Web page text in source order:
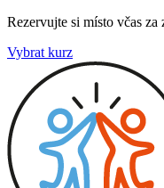
Rezervujte si místo včas
Vybrat kurz